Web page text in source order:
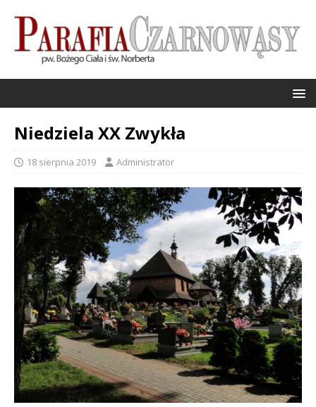
Niedziela XX Zwykła
18 sierpnia 2019 Administrator